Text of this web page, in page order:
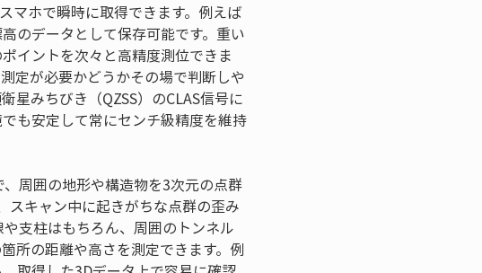
マホで瞬時に取得できます。例えば
のデータとして保存可能です。重い
イントを次々と高精度測位できま
定が必要かどうかその場で判断しや
星みちびき（QZSS）のCLAS信号に
も安定して常にセンチ級精度を維持
周囲の地形や構造物を3次元の点群
スキャン中に起きがちな点群の歪み
支柱はもちろん、周囲のトンネル
所の距離や高さを測定できます。例